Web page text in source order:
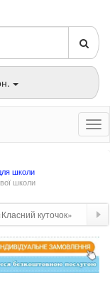
школи
школи
куточок»